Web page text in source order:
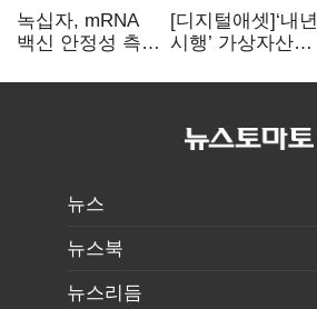
녹십자, mRNA
백신 안정성 측정
[디지털애셋]‘내년
시행’ 가상자산
문턱 넘을까
뉴스
뉴스북
뉴스리듬